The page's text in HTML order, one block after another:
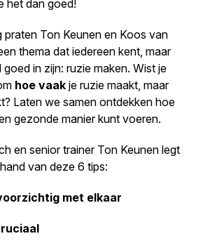
het dan goed!
praten Ton Keunen en Koos van
thema dat iedereen kent, maar
in zijn: ruzie maken. Wist je
hoe vaak je ruzie maakt, maar
Laten we samen ontdekken hoe
gezonde manier kunt voeren.
en senior trainer Ton Keunen legt
van deze 6 tips:
met elkaar